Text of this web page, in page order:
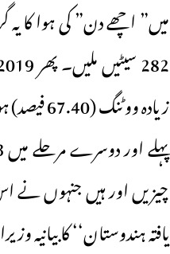
زیادہ ووٹنگ (67.40 فیصد) ہوئی۔ اس کی وجہ سے بی جے پی نے 303 سیٹیں جیت لی تھیں۔
چیزیں اور ہیں جنہوں نے
یافتہ ہندوستان‘‘ کا